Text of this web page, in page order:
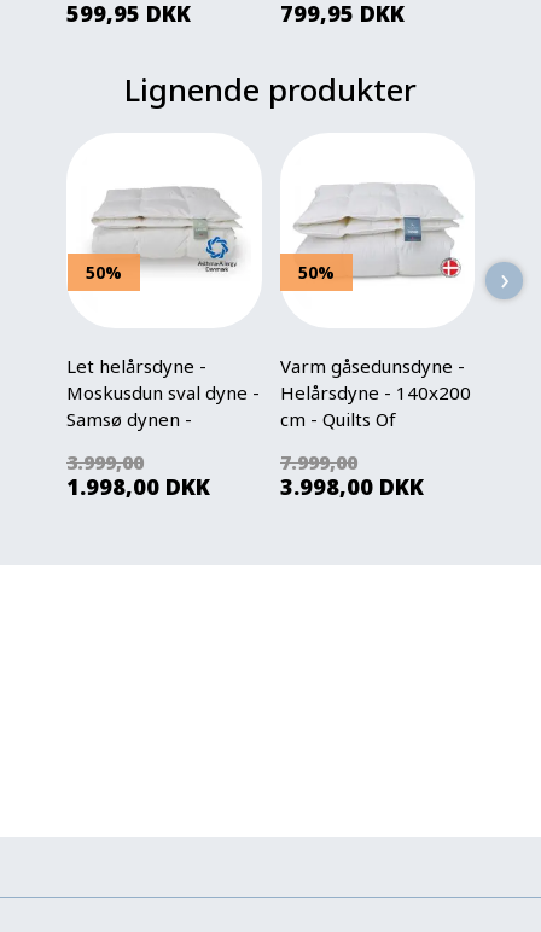
599,95 DKK 799,95 DKK
Lignende produkter
50%
Let helårsdyne -
Moskusdun sval dyne -
Samsø dynen -
Of Denmark
3.999,00
1.998,00 DKK
50%
Varm gåsedunsdyne -
Helårsdyne - 140x200
cm - Quilts Of
7.999,00
3.998,00 DKK
›